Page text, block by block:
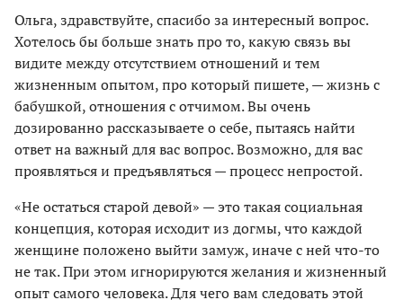
Ольга, здравствуйте, спасибо за интересный вопрос.
Хотелось бы больше знать про то, какую связь вы
видите между отсутствием отношений и тем
жизненным опытом, про который пишете, — жизнь с
бабушкой, отношения с отчимом. Вы очень
дозированно рассказываете о себе, пытаясь найти
ответ на важный для вас вопрос. Возможно, для вас
проявляться и предъявляться — процесс непростой.
«Не остаться старой девой» — это такая социальная
концепция, которая исходит из догмы, что каждой
женщине положено выйти замуж, иначе с ней что-то
не так. При этом игнорируются желания и жизненный
опыт самого человека. Для чего вам следовать этой